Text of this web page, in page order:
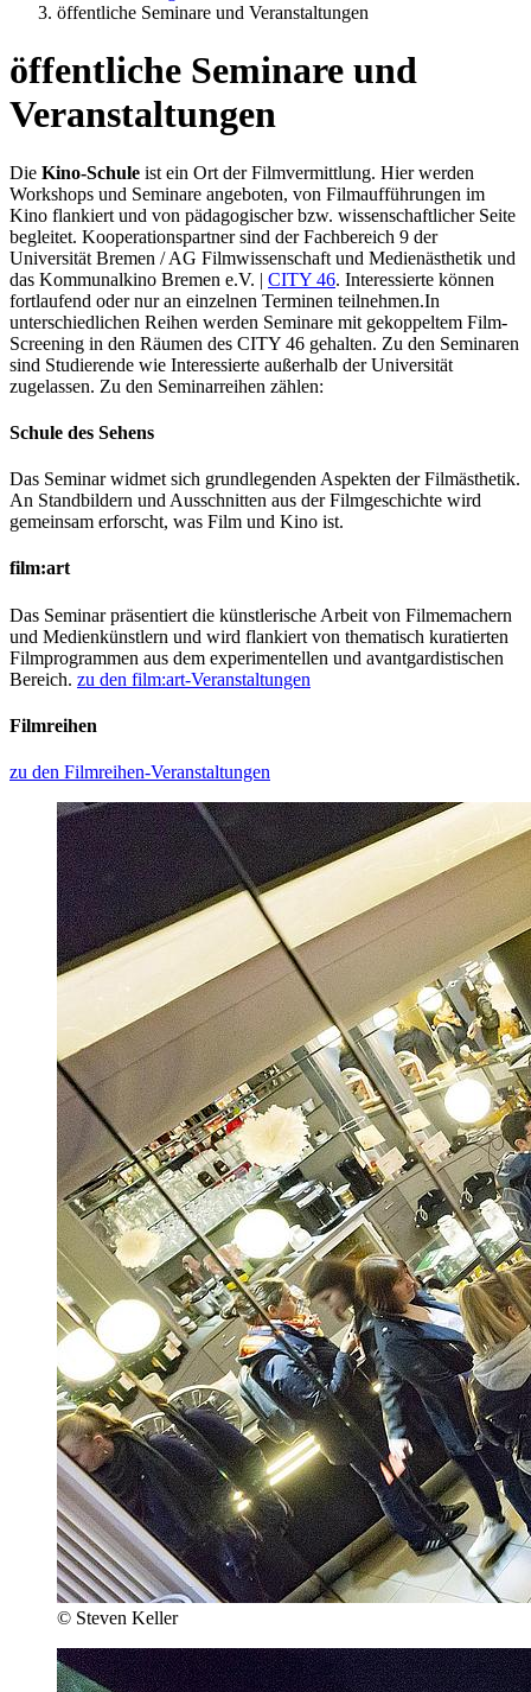
öffentliche Seminare und Veranstaltungen
öffentliche Seminare und
Veranstaltungen
Die Kino-Schule ist ein Ort der Filmvermittlung. Hier werden
Workshops und Seminare angeboten, von Filmaufführungen im
Kino flankiert und von pädagogischer bzw. wissenschaftlicher Seite
begleitet. Kooperationspartner sind der Fachbereich 9 der
Universität Bremen / AG Filmwissenschaft und Medienästhetik und
das Kommunalkino Bremen e.V. | CITY 46. Interessierte können
fortlaufend oder nur an einzelnen Terminen teilnehmen.In
unterschiedlichen Reihen werden Seminare mit gekoppeltem Film-
Screening in den Räumen des CITY 46 gehalten. Zu den Seminaren
sind Studierende wie Interessierte außerhalb der Universität
zugelassen. Zu den Seminarreihen zählen:
Schule des Sehens
Das Seminar widmet sich grundlegenden Aspekten der Filmästhetik.
An Standbildern und Ausschnitten aus der Filmgeschichte wird
gemeinsam erforscht, was Film und Kino ist.
film:art
Das Seminar präsentiert die künstlerische Arbeit von Filmemachern
und Medienkünstlern und wird flankiert von thematisch kuratierten
Filmprogrammen aus dem experimentellen und avantgardistischen
Bereich. zu den film:art-Veranstaltungen
Filmreihen
zu den Filmreihen-Veranstaltungen
© Steven Keller